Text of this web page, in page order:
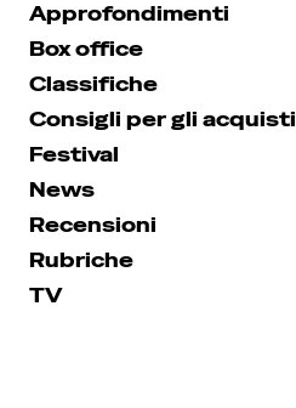
Approfondimenti
Box office
Classifiche
Consigli per gli acquisti
Festival
News
Recensioni
Rubriche
TV